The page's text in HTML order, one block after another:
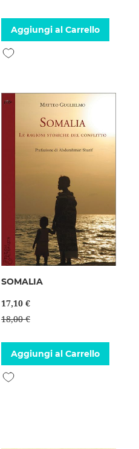
Aggiungi al Carrello
Aggiungi alla lista desideri
SOMALIA
17,10 €
18,00 €
Aggiungi al Carrello
Aggiungi alla lista desideri